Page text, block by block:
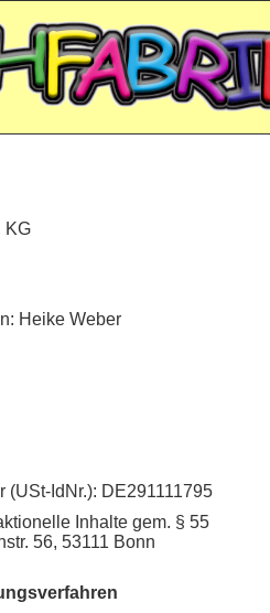
KG
Heike Weber
(USt-IdNr.): DE291111795
Inhalte gem. § 55
56, 53111 Bonn